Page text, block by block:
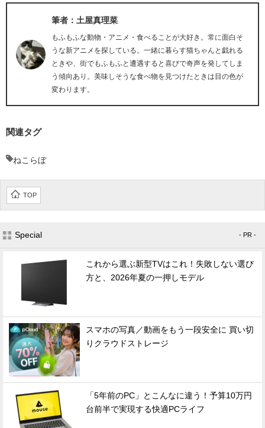
筆者：土屋真理菜
もふもふな動物・アニメ・食べることが大好き。常に面白そ
うな新アニメを探している。一緒に暮らす猫ちゃんと戯れる
ときや、街でもふもふと遭遇すると喜びで奇声を発してしま
う傾向あり。美味しそうな食べ物を見つけたときは目の色が
変わります。
関連タグ
ねこらぼ
TOP
Special - PR -
これから選ぶ新型TVはこれ！失敗しない選び
方と、2026年夏の一押しモデル
スマホの写真／動画をもう一段安全に 買い切
りクラウドストレージ
「5年前のPC」とこんなに違う！予算10万円
台前半で実現する快適PCライフ